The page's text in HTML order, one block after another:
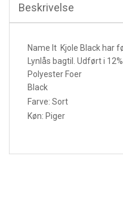
Beskrivelse
Name It Kjole Black har
Lynlås bagtil. Udført i
Polyester Foer
Black
Farve: Sort
Køn: Piger